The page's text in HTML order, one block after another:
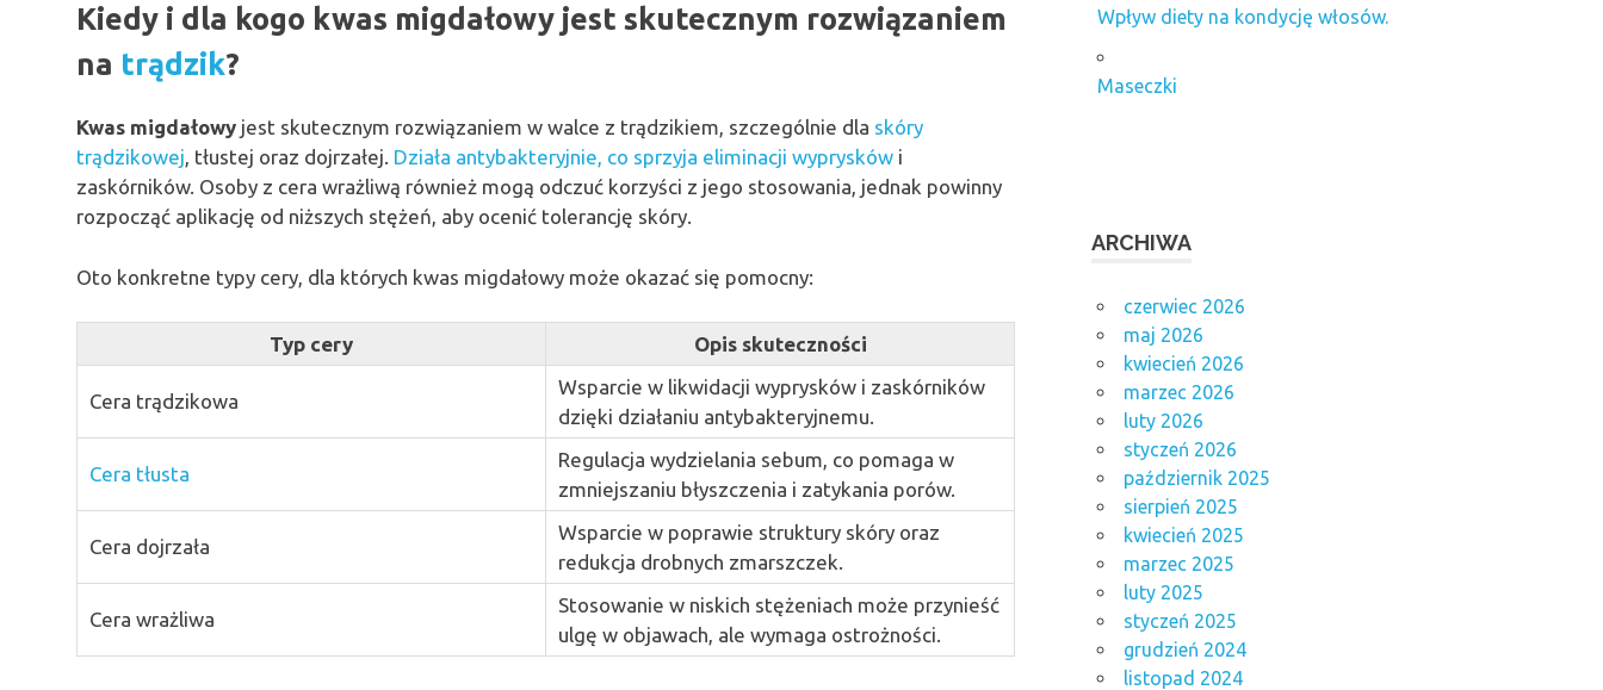
Kiedy i dla kogo kwas migdałowy jest skutecznym rozwiązaniem
na trądzik?
Kwas migdałowy jest skutecznym rozwiązaniem w walce z trądzikiem, szczególnie dla skóry
trądzikowej, tłustej oraz dojrzałej. Działa antybakteryjnie, co sprzyja eliminacji wyprysków i
zaskórników. Osoby z cera wrażliwą również mogą odczuć korzyści z jego stosowania, jednak powinny
rozpocząć aplikację od niższych stężeń, aby ocenić tolerancję skóry.
Oto konkretne typy cery, dla których kwas migdałowy może okazać się pomocny:
Typ cery Opis skuteczności
Cera trądzikowa
Wsparcie w likwidacji wyprysków i zaskórników
dzięki działaniu antybakteryjnemu.
Cera tłusta
Regulacja wydzielania sebum, co pomaga w
zmniejszaniu błyszczenia i zatykania porów.
Cera dojrzała
Wsparcie w poprawie struktury skóry oraz
redukcja drobnych zmarszczek.
Cera wrażliwa
Stosowanie w niskich stężeniach może przynieść
ulgę w objawach, ale wymaga ostrożności.
Wpływ diety na kondycję włosów.
Maseczki
ARCHIWA
czerwiec 2026
maj 2026
kwiecień 2026
marzec 2026
luty 2026
styczeń 2026
październik 2025
sierpień 2025
kwiecień 2025
marzec 2025
luty 2025
styczeń 2025
grudzień 2024
listopad 2024